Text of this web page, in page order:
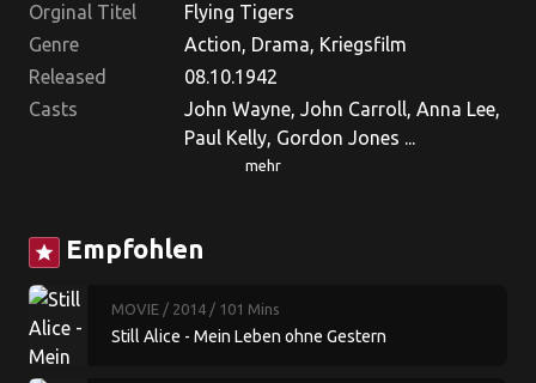
Orginal Titel
Flying Tigers
Genre
Action, Drama, Kriegsfilm
Released
08.10.1942
Casts
John Wayne, John Carroll, Anna Lee,
Paul Kelly, Gordon Jones ...
mehr
star Empfohlen
MOVIE / 2014 / 101 Mins
Still Alice - Mein Leben ohne Gestern